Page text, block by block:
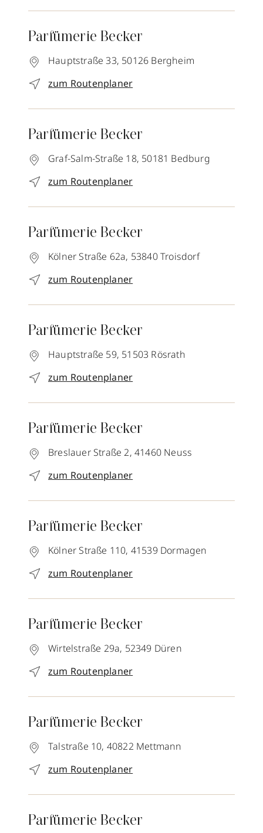
Parfümerie Becker
Hauptstraße 33, 50126 Bergheim
zum Routenplaner
Parfümerie Becker
Graf-Salm-Straße 18, 50181 Bedburg
zum Routenplaner
Parfümerie Becker
Kölner Straße 62a, 53840Troisdorf
zum Routenplaner
Parfümerie Becker
Hauptstraße 59, 51503 Rösrath
zum Routenplaner
Parfümerie Becker
Breslauer Straße 2, 41460 Neuss
zum Routenplaner
Parfümerie Becker
Kölner Straße 110, 41539 Dormagen
zum Routenplaner
Parfümerie Becker
Wirtelstraße 29a, 52349 Düren
zum Routenplaner
Parfümerie Becker
Talstraße 10, 40822 Mettmann
zum Routenplaner
Parfümerie Becker